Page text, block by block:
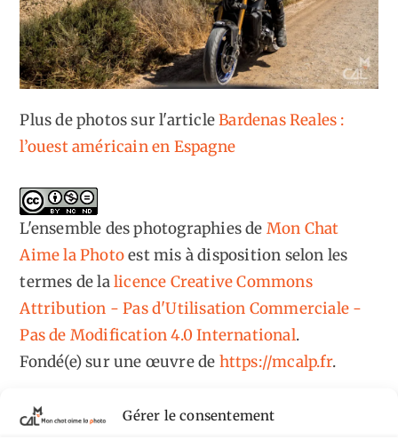
Gérer le consentement
Plus de photos sur l'articleBardenas Reales :
l’ouest américain en Espagne
L'ensemble des photographiesde Mon Chat
Aime la Photoest mis à disposition selon les
termes de lalicence Creative Commons
Attribution - Pas d'Utilisation Commerciale -
Pas de Modification 4.0 International.
Fondé(e) sur une œuvre de https://mcalp.fr.